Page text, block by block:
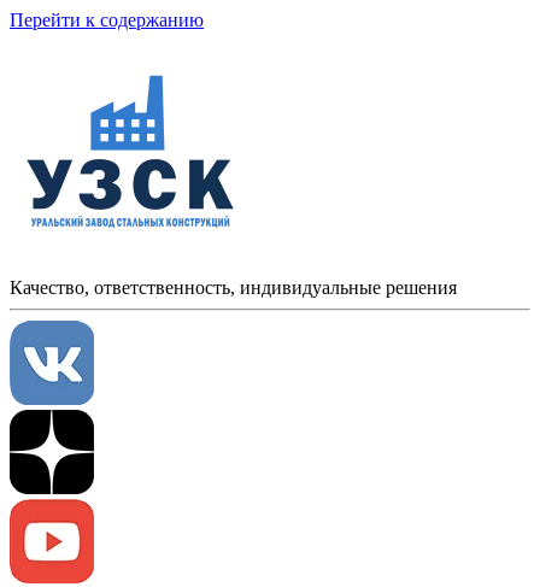
Перейти к содержанию
Качество, ответственность, индивидуальные решения